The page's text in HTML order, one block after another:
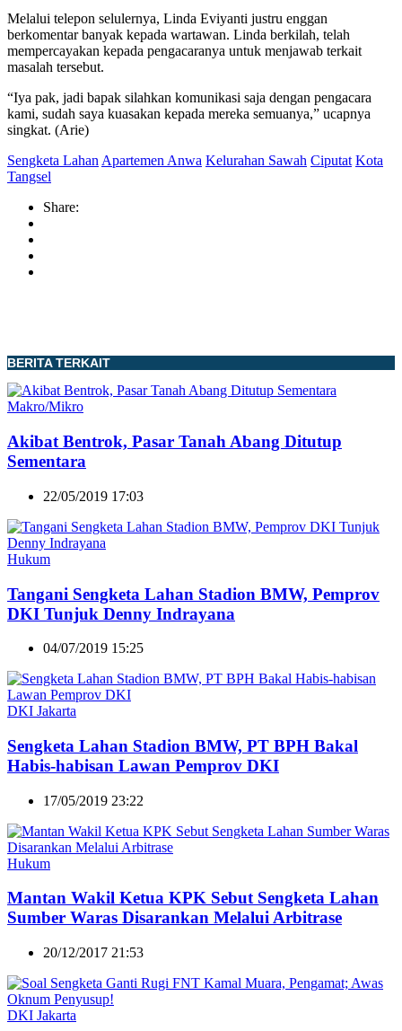
Melalui telepon selulernya, Linda Eviyanti justru enggan
berkomentar banyak kepada wartawan. Linda berkilah, telah
mempercayakan kepada pengacaranya untuk menjawab terkait
masalah tersebut.
“Iya pak, jadi bapak silahkan komunikasi saja dengan pengacara
kami, sudah saya kuasakan kepada mereka semuanya,” ucapnya
singkat. (Arie)
Sengketa Lahan Apartemen Anwa Kelurahan Sawah Ciputat Kota
Tangsel
Share:
BERITA TERKAIT
Makro/Mikro
Akibat Bentrok, Pasar Tanah Abang Ditutup
Sementara
22/05/2019 17:03
Hukum
Tangani Sengketa Lahan Stadion BMW, Pemprov
DKI Tunjuk Denny Indrayana
04/07/2019 15:25
DKI Jakarta
Sengketa Lahan Stadion BMW, PT BPH Bakal
Habis-habisan Lawan Pemprov DKI
17/05/2019 23:22
Hukum
Mantan Wakil Ketua KPK Sebut Sengketa Lahan
Sumber Waras Disarankan Melalui Arbitrase
20/12/2017 21:53
DKI Jakarta